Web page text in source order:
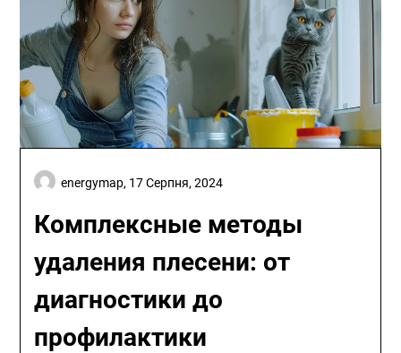
Комплексные методы
удаления плесени: от
диагностики до
профилактики
energymap, 17 Серпня, 2024